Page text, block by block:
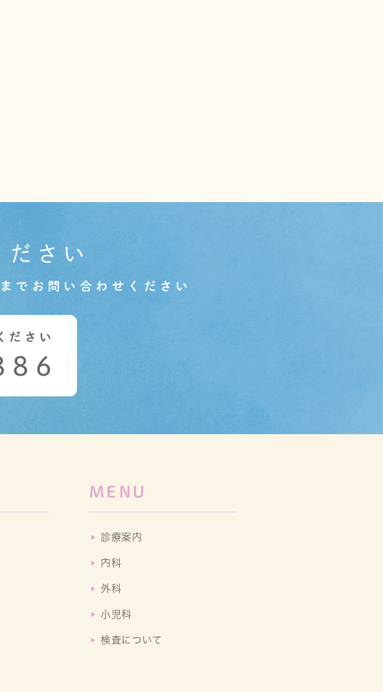
さい
でお問い合わせください
MENU
診療案内
内科
外科
小児科
検査について